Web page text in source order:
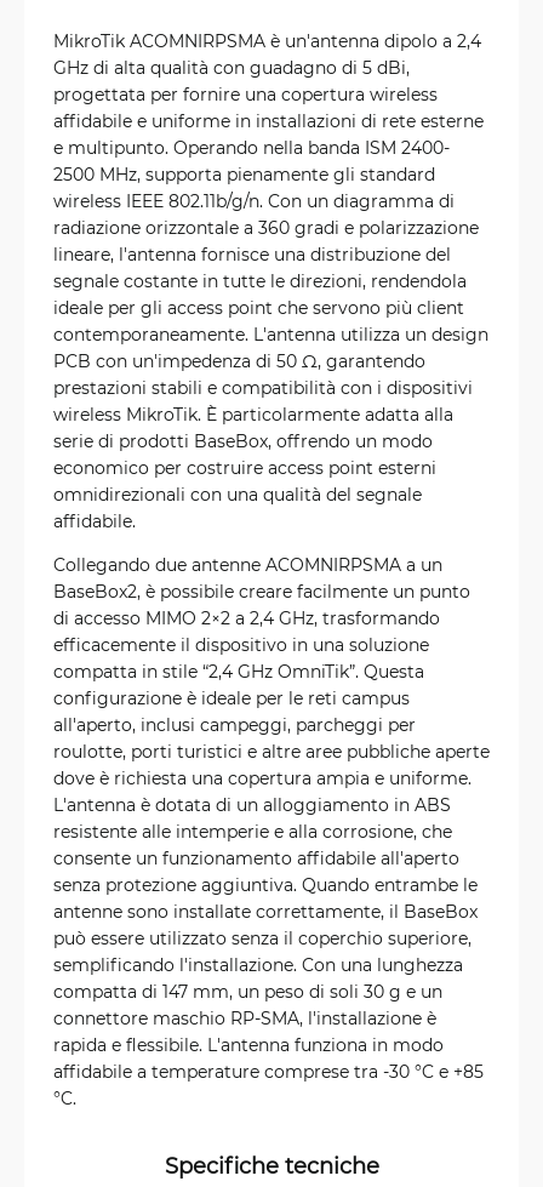
MikroTik ACOMNIRPSMA è un'antenna dipolo a 2,4
GHz di alta qualità con guadagno di 5 dBi,
progettata per fornire una copertura wireless
affidabile e uniforme in installazioni di rete esterne
e multipunto. Operando nella banda ISM 2400-
2500 MHz, supporta pienamente gli standard
wireless IEEE 802.11b/g/n. Con un diagramma di
radiazione orizzontale a 360 gradi e polarizzazione
lineare, l'antenna fornisce una distribuzione del
segnale costante in tutte le direzioni, rendendola
ideale per gli access point che servono più client
contemporaneamente. L'antenna utilizza un design
PCB con un'impedenza di 50 Ω, garantendo
prestazioni stabili e compatibilità con i dispositivi
wireless MikroTik. È particolarmente adatta alla
serie di prodotti BaseBox, offrendo un modo
economico per costruire access point esterni
omnidirezionali con una qualità del segnale
affidabile.
Collegando due antenne ACOMNIRPSMA a un
BaseBox2, è possibile creare facilmente un punto
di accesso MIMO 2×2 a 2,4 GHz, trasformando
efficacemente il dispositivo in una soluzione
compatta in stile “2,4 GHz OmniTik”. Questa
configurazione è ideale per le reti campus
all'aperto, inclusi campeggi, parcheggi per
roulotte, porti turistici e altre aree pubbliche aperte
dove è richiesta una copertura ampia e uniforme.
L'antenna è dotata di un alloggiamento in ABS
resistente alle intemperie e alla corrosione, che
consente un funzionamento affidabile all'aperto
senza protezione aggiuntiva. Quando entrambe le
antenne sono installate correttamente, il BaseBox
può essere utilizzato senza il coperchio superiore,
semplificando l'installazione. Con una lunghezza
compatta di 147 mm, un peso di soli 30 g e un
connettore maschio RP-SMA, l'installazione è
rapida e flessibile. L'antenna funziona in modo
affidabile a temperature comprese tra -30 °C e +85
°C.
Specifiche tecniche